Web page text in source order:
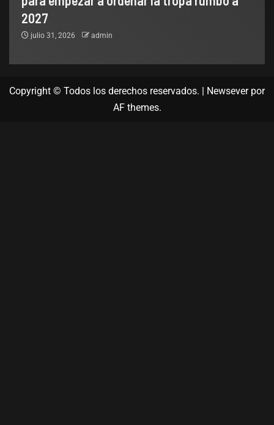
2027
julio 31, 2026 admin
Copyright © Todos los derechos reservados. Newseverpor
AF themes.